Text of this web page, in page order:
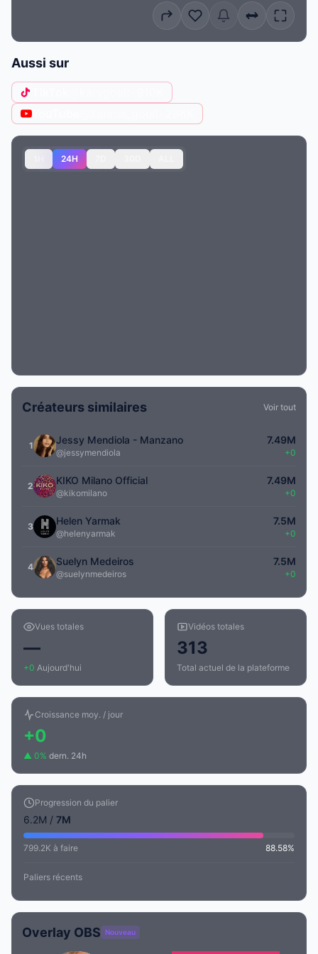
Aussi sur
24H
Créateurs similaires Voir tout
1 Jessy Mendiola - Manzano
@jessymendiola
7.49M
+0
2 KIKO Milano Official
@kikomilano
7.49M
+0
3 Helen Yarmak
@helenyarmak
7.5M
+0
4 Suelyn Medeiros
@suelynmedeiros
7.5M
+0
Vues totales
—
+0 Aujourd'hui
Vidéos totales
313
Total actuel de la plateforme
Croissance moy. / jour
+0
▲ 0% dern. 24h
Progression du palier
6.2M / 7M
799.2K à faire 88.58%
Paliers récents
Overlay OBS Nouveau